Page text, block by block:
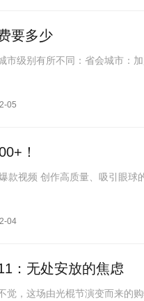
要多少
市级别有所不同：省会城市：
05
！
1. 制作优质内容，打造爆款视频
04
：无处安放的焦虑
觉，这场由光棍节演变而来的